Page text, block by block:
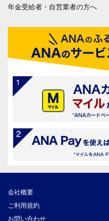
年金受給者・自営業者の方へ
会社概要
ご利用規約
お問い合わせ